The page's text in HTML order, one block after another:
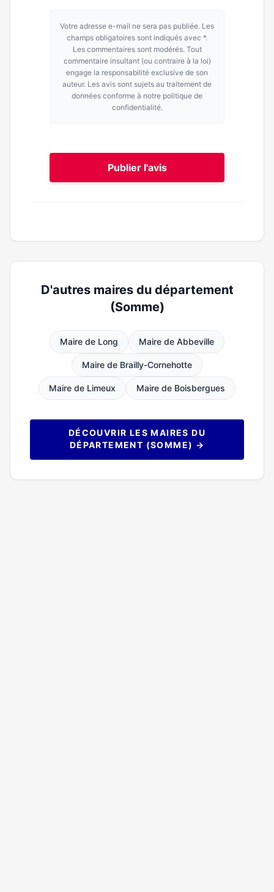
Votre adresse e-mail ne sera pas publiée. Les
champs obligatoires sont indiqués avec *.
Les commentaires sont modérés. Tout
commentaire insultant (ou contraire à la loi)
engage la responsabilité exclusive de son
auteur. Les avis sont sujets au traitement de
données conforme à notre politique de
confidentialité.
Publier l'avis
D'autres maires du département
(Somme)
Maire de Long Maire de Abbeville
Maire de Brailly-Cornehotte
Maire de Limeux Maire de Boisbergues
DÉCOUVRIR LES MAIRES DU
DÉPARTEMENT (SOMME) →